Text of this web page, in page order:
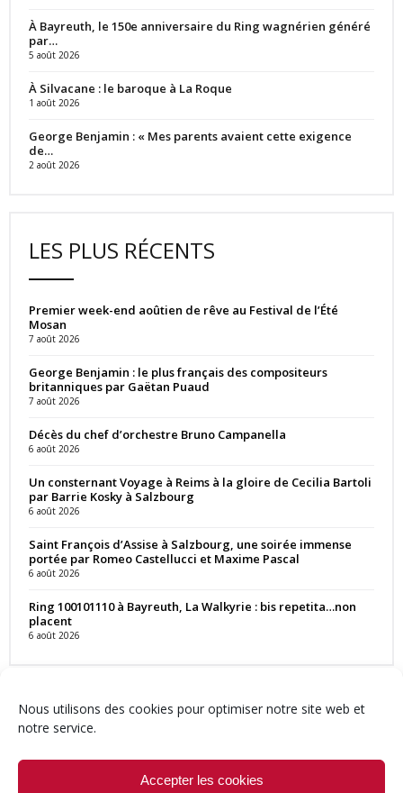
Nous utilisons des cookies pour optimiser notre site web et
notre service.
Accepter les cookies
À Bayreuth, le 150e anniversaire du Ring wagnérien généré
par…
5 août 2026
À Silvacane : le baroque à La Roque
1 août 2026
George Benjamin : « Mes parents avaient cette exigence
de…
2 août 2026
LES PLUS RÉCENTS
Premier week-end aoûtien de rêve au Festival de l’Été
Mosan
7 août 2026
George Benjamin : le plus français des compositeurs
britanniques par Gaëtan Puaud
7 août 2026
Décès du chef d’orchestre Bruno Campanella
6 août 2026
Un consternant Voyage à Reims à la gloire de Cecilia Bartoli
par Barrie Kosky à Salzbourg
6 août 2026
Saint François d’Assise à Salzbourg, une soirée immense
portée par Romeo Castellucci et Maxime Pascal
6 août 2026
Ring 100101110 à Bayreuth, La Walkyrie : bis repetita…non
placent
6 août 2026